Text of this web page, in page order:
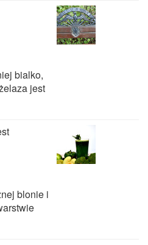
bialko,
jest
blonie i